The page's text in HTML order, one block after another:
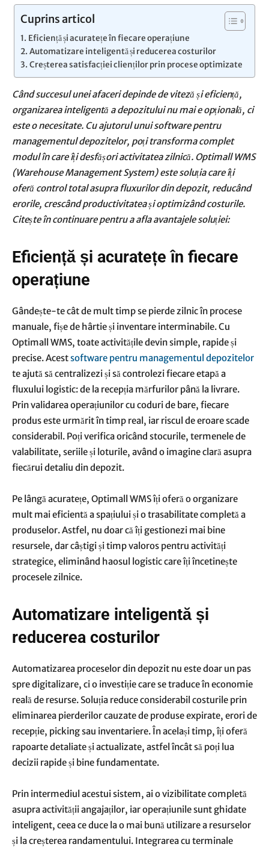
Cuprins articol
Eficiență și acuratețe în fiecare operațiune
Automatizare inteligentă și reducerea costurilor
Creșterea satisfacției clienților prin procese optimizate
Când succesul unei afaceri depinde de viteză și eficiență,
organizarea inteligentă a depozitului nu mai e opțională, ci
este o necesitate. Cu ajutorul unui software pentru
managementul depozitelor, poți transforma complet
modul în care îți desfășori activitatea zilnică. Optimall WMS
(Warehouse Management System) este soluția care îți
oferă control total asupra fluxurilor din depozit, reducând
erorile, crescând productivitatea și optimizând costurile.
Citește în continuare pentru a afla avantajele soluției:
Eficiență și acuratețe în fiecare
operațiune
Gândește-te cât de mult timp se pierde zilnic în procese
manuale, fișe de hârtie și inventare interminabile. Cu
Optimall WMS, toate activitățile devin simple, rapide și
precise. Acestsoftware pentru managementul depozitelor
te ajută să centralizezi și să controlezi fiecare etapă a
fluxului logistic: de la recepția mărfurilor până la livrare.
Prin validarea operațiunilor cu coduri de bare, fiecare
produs este urmărit în timp real, iar riscul de eroare scade
considerabil. Poți verifica oricând stocurile, termenele de
valabilitate, seriile și loturile, având o imagine clară asupra
fiecărui detaliu din depozit.
Pe lângă acuratețe, Optimall WMS îți oferă o organizare
mult mai eficientă a spațiului și o trasabilitate completă a
produselor. Astfel, nu doar că îți gestionezi mai bine
resursele, dar câștigi și timp valoros pentru activități
strategice, eliminând haosul logistic care îți încetinește
procesele zilnice.
Automatizare inteligentă și
reducerea costurilor
Automatizarea proceselor din depozit nu este doar un pas
spre digitalizare, ci o investiție care se traduce în economie
reală de resurse. Soluția reduce considerabil costurile prin
eliminarea pierderilor cauzate de produse expirate, erori de
recepție, picking sau inventariere. În același timp, îți oferă
rapoarte detaliate și actualizate, astfel încât să poți lua
decizii rapide și bine fundamentate.
Prin intermediul acestui sistem, ai o vizibilitate completă
asupra activității angajaților, iar operațiunile sunt ghidate
inteligent, ceea ce duce la o mai bună utilizare a resurselor
și la creșterea randamentului. Integrarea cu terminale